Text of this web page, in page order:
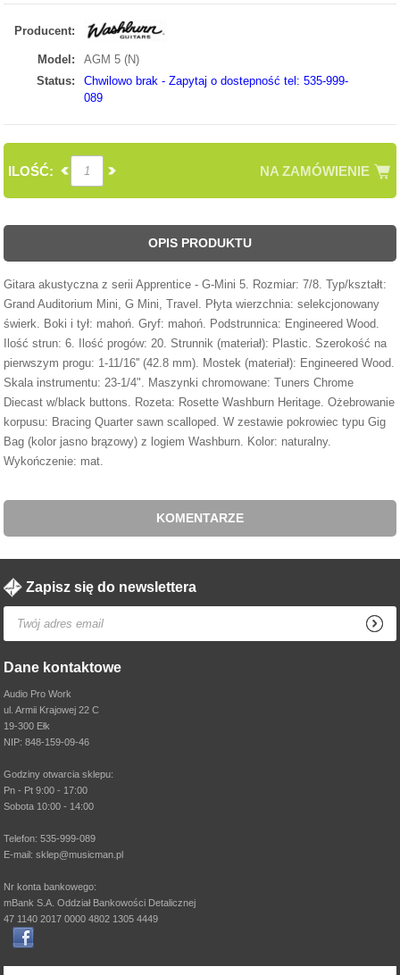
Producent:
Model:
AGM 5 (N)
Status:
Chwilowo brak - Zapytaj o dostepność tel: 535-999-
089
NA ZAMÓWIENIE
ILOŚĆ:
OPIS PRODUKTU
Gitara akustyczna z serii Apprentice - G-Mini 5. Rozmiar: 7/8. Typ/kształt:
Grand Auditorium Mini, G Mini, Travel. Płyta wierzchnia: selekcjonowany
świerk. Boki i tył: mahoń. Gryf: mahoń. Podstrunnica: Engineered Wood.
Ilość strun: 6. Ilość progów: 20. Strunnik (materiał): Plastic. Szerokość na
pierwszym progu: 1-11/16'' (42.8 mm). Mostek (materiał): Engineered Wood.
Skala instrumentu: 23-1/4". Maszynki chromowane: Tuners Chrome
Diecast w/black buttons. Rozeta: Rosette Washburn Heritage. Ożebrowanie
korpusu: Bracing Quarter sawn scalloped. W zestawie pokrowiec typu Gig
Bag (kolor jasno brązowy) z logiem Washburn. Kolor: naturalny.
Wykończenie: mat.
KOMENTARZE
Zapisz się do newslettera
Dane kontaktowe
Audio Pro Work
ul. Armii Krajowej 22 C
19-300 Ełk
NIP: 848-159-09-46
Godziny otwarcia sklepu:
Pn - Pt 9:00 - 17:00
Sobota 10:00 - 14:00
Telefon: 535-999-089
E-mail: sklep@musicman.pl
Nr konta bankowego:
mBank S.A. Oddział Bankowości Detalicznej
47 1140 2017 0000 4802 1305 4449